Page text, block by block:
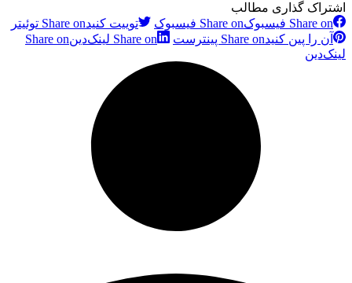
اشتراک گذاری مطالب
Share on فیسبوک
Share on فیسبوک توییت کنیدShare on توئیتر
آن را پین کنیدShare on پینترست Share on لینک‌دین
Share on
لینک‌دین